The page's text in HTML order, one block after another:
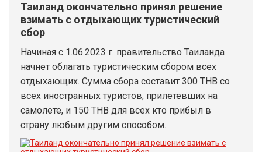
Таиланд окончательно принял решение
взимать с отдыхающих туристический
сбор
Начиная с 1.06.2023 г. правительство Таиланда
начнет облагать туристическим сбором всех
отдыхающих. Сумма сбора составит 300 THB со
всех иностранных туристов, прилетевших на
самолете, и 150 THB для всех кто прибыл в
страну любым другим способом.